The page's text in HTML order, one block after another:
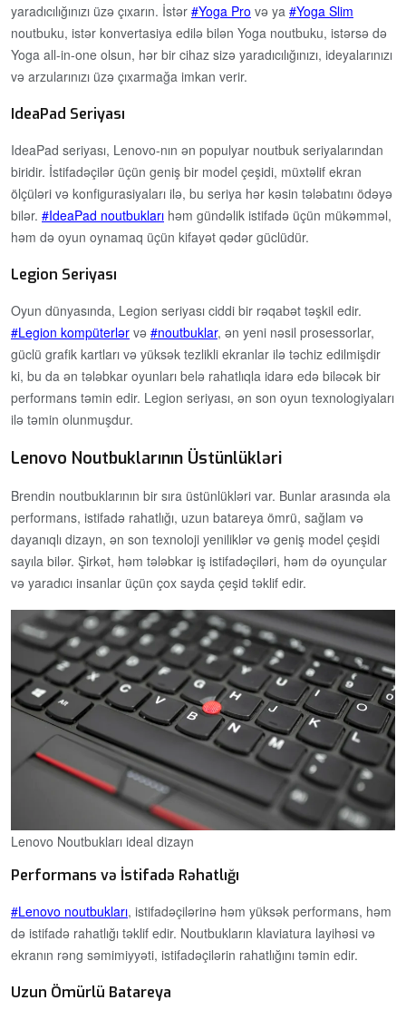
yaradıcılığınızı üzə çıxarın. İstər Yoga Pro və ya Yoga Slim
noutbuku, istər konvertasiya edilə bilən Yoga noutbuku, istərsə də
Yoga all-in-one olsun, hər bir cihaz sizə yaradıcılığınızı, ideyalarınızı
və arzularınızı üzə çıxarmağa imkan verir.
IdeaPad Seriyası
IdeaPad seriyası, Lenovo-nın ən populyar noutbuk seriyalarından
biridir. İstifadəçilər üçün geniş bir model çeşidi, müxtəlif ekran
ölçüləri və konfigurasiyaları ilə, bu seriya hər kəsin tələbatını ödəyə
bilər.
IdeaPad noutbukları həm gündəlik istifadə üçün mükəmməl,
həm də oyun oynamaq üçün kifayət qədər güclüdür.
Legion Seriyası
Oyun dünyasında, Legion seriyası ciddi bir rəqabət təşkil edir.
Legion kompüterlər və noutbuklar, ən yeni nəsil prosessorlar,
güclü grafik kartları və yüksək tezlikli ekranlar ilə təchiz edilmişdir
ki, bu da ən tələbkar oyunları belə rahatlıqla idarə edə biləcək bir
performans təmin edir. Legion seriyası, ən son oyun texnologiyaları
ilə təmin olunmuşdur.
Lenovo Noutbuklarının Üstünlükləri
Brendin noutbuklarının bir sıra üstünlükləri var. Bunlar arasında əla
performans, istifadə rahatlığı, uzun batareya ömrü, sağlam və
dayanıqlı dizayn, ən son texnoloji yeniliklər və geniş model çeşidi
sayıla bilər. Şirkət, həm tələbkar iş istifadəçiləri, həm də oyunçular
və yaradıcı insanlar üçün çox sayda çeşid təklif edir.
Lenovo Noutbukları ideal dizayn
Performans və İstifadə Rəhatlığı
Lenovo noutbukları, istifadəçilərinə həm yüksək performans, həm
də istifadə rahatlığı təklif edir. Noutbukların klaviatura layihəsi və
ekranın rəng səmimiyyəti, istifadəçilərin rahatlığını təmin edir.
Uzun Ömürlü Batareya